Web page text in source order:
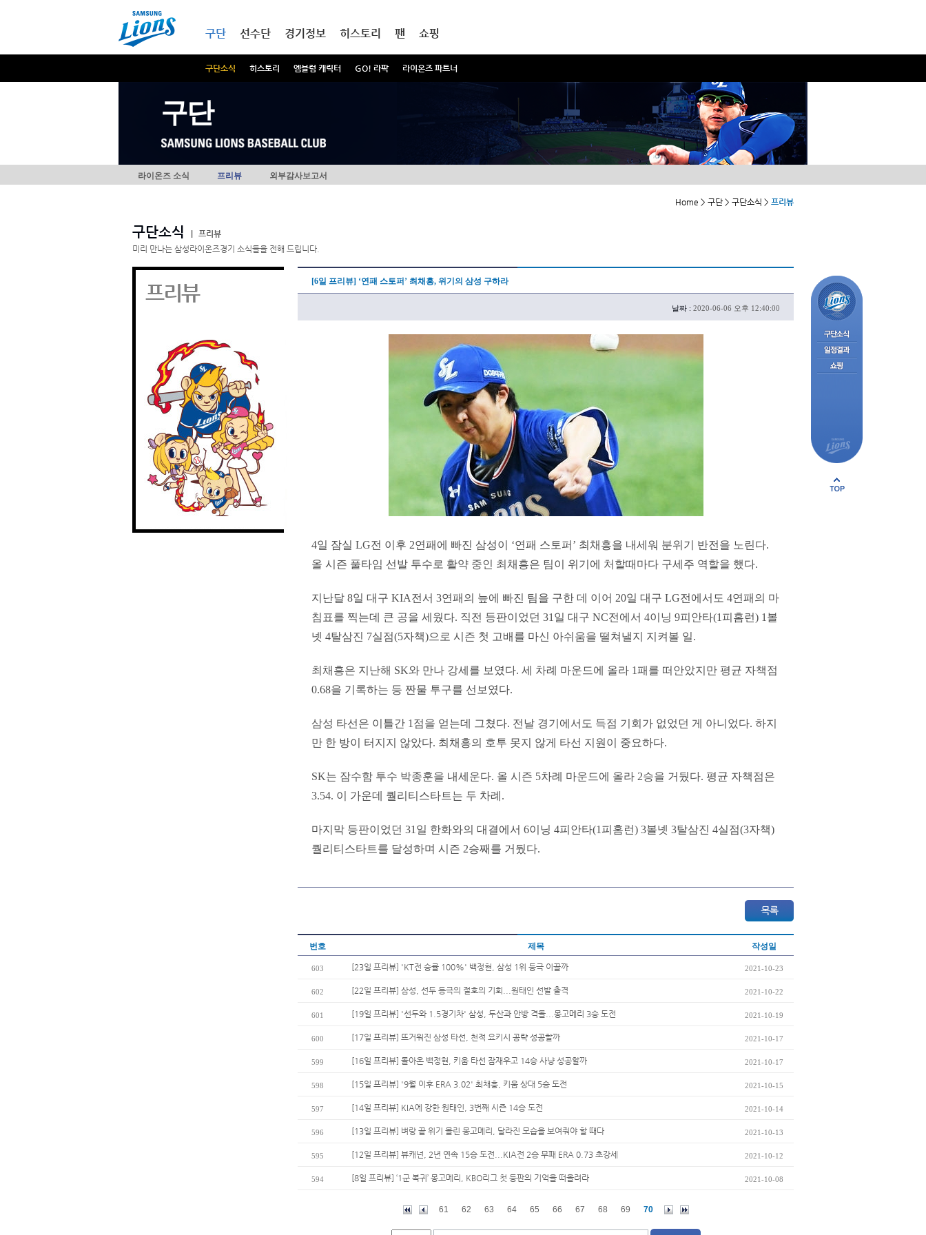
구단
구단소식 히스토리 엠블럼 캐릭터 GO! 라팍 라이온즈 파트너
선수단 경기정보 히스토리 팬 쇼핑
구단
라이온즈 소식 프리뷰 외부감사보고서
Home > 구단 > 구단소식 > 프리뷰
구단소식
프리뷰
미리 만나는 삼성라이온즈경기 소식들을 전해 드립니다.
프리뷰 [6일 프리뷰] ‘연패 스토퍼’ 최채흥, 위기의 삼성 구하라
날짜 : 2020-06-06 오후 12:40:00
4일 잠실 LG전 이후 2연패에 빠진 삼성이 ‘연패 스토퍼’ 최채흥을 내세워 분위기 반전을 노린다.
올 시즌 풀타임 선발 투수로 활약 중인 최채흥은 팀이 위기에 처할때마다 구세주 역할을 했다.
지난달 8일 대구 KIA전서 3연패의 늪에 빠진 팀을 구한 데 이어 20일 대구 LG전에서도 4연패의 마
침표를 찍는데 큰 공을 세웠다. 직전 등판이었던 31일 대구 NC전에서 4이닝 9피안타(1피홈런) 1볼
넷 4탈삼진 7실점(5자책)으로 시즌 첫 고배를 마신 아쉬움을 떨쳐낼지 지켜볼 일.
최채흥은 지난해 SK와 만나 강세를 보였다. 세 차례 마운드에 올라 1패를 떠안았지만 평균 자책점
0.68을 기록하는 등 짠물 투구를 선보였다.
삼성 타선은 이틀간 1점을 얻는데 그쳤다. 전날 경기에서도 득점 기회가 없었던 게 아니었다. 하지
만 한 방이 터지지 않았다. 최채흥의 호투 못지 않게 타선 지원이 중요하다.
SK는 잠수함 투수 박종훈을 내세운다. 올 시즌 5차례 마운드에 올라 2승을 거뒀다. 평균 자책점은
3.54. 이 가운데 퀄리티스타트는 두 차례.
마지막 등판이었던 31일 한화와의 대결에서 6이닝 4피안타(1피홈런) 3볼넷 3탈삼진 4실점(3자책)
퀄리티스타트를 달성하며 시즌 2승째를 거뒀다.
번호 제목 작성일
603 [23일 프리뷰] 'KT전 승률 100%' 백정현, 삼성 1위 등극 이끌까 2021-10-23
602 [22일 프리뷰] 삼성, 선두 등극의 절호의 기회...원태인 선발 출격 2021-10-22
601 [19일 프리뷰] '선두와 1.5경기차' 삼성, 두산과 안방 격돌...몽고메리 3승 도전 2021-10-19
600 [17일 프리뷰] 뜨거워진 삼성 타선, 천적 요키시 공략 성공할까 2021-10-17
599 [16일 프리뷰] 돌아온 백정현, 키움 타선 잠재우고 14승 사냥 성공할까 2021-10-17
598 [15일 프리뷰] '9월 이후 ERA 3.02' 최채흥, 키움 상대 5승 도전 2021-10-15
597 [14일 프리뷰] KIA에 강한 원태인, 3번째 시즌 14승 도전 2021-10-14
596 [13일 프리뷰] 벼랑 끝 위기 몰린 몽고메리, 달라진 모습을 보여줘야 할 때다 2021-10-13
595 [12일 프리뷰] 뷰캐넌, 2년 연속 15승 도전...KIA전 2승 무패 ERA 0.73 초강세 2021-10-12
594 [8일 프리뷰] ‘1군 복귀’ 몽고메리, KBO리그 첫 등판의 기억을 떠올려라 2021-10-08
61 62 63 64 65 66 67 68 69 70